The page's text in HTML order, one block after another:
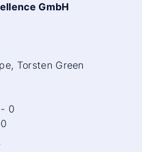
GmbH
Torsten Green
0